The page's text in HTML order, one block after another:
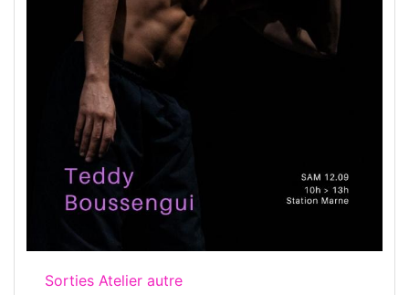
Sorties Atelier autre